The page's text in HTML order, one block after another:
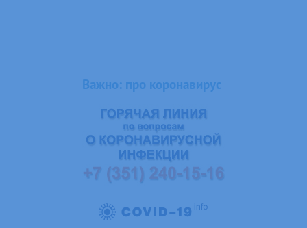
Важно: про коронавирус